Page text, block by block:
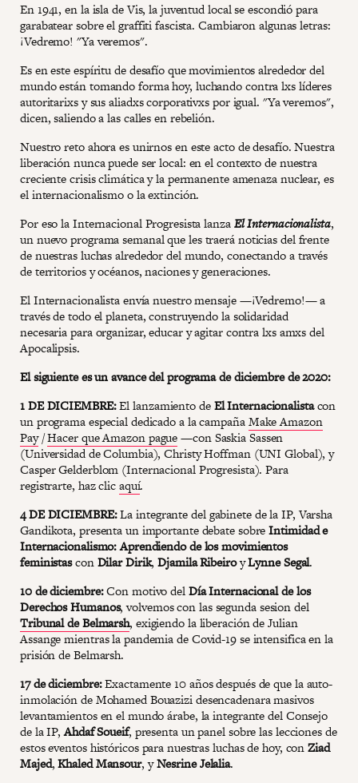
En 1941, en la isla de Vis, la juventud local se escondió para
garabatear sobre el graffiti fascista. Cambiaron algunas letras:
¡Vedremo! "Ya veremos".
Es en este espíritu de desafío que movimientos alrededor del
mundo están tomando forma hoy, luchando contra lxs líderes
autoritarixs y sus aliadxs corporativxs por igual. "Ya veremos",
dicen, saliendo a las calles en rebelión.
Nuestro reto ahora es unirnos en este acto de desafío. Nuestra
liberación nunca puede ser local: en el contexto de nuestra
creciente crisis climática y la permanente amenaza nuclear, es
el internacionalismo o la extinción.
Por eso la Internacional Progresista lanzaEl Internacionalista,
un nuevo programa semanal que les traerá noticias del frente
de nuestras luchas alrededor del mundo, conectando a través
de territorios y océanos, naciones y generaciones.
El Internacionalista envía nuestro mensaje —¡Vedremo!— a
través de todo el planeta, construyendo la solidaridad
necesaria para organizar, educar y agitar contra lxs amxs del
Apocalipsis.
El siguiente es un avance del programa de diciembre de 2020:
1 DE DICIEMBRE:El lanzamiento deEl Internacionalistacon
un programa especial dedicado a la campañaMake Amazon
Pay/Hacer que Amazon pague—con Saskia Sassen
(Universidad de Columbia), Christy Hoffman (UNI Global), y
Casper Gelderblom (Internacional Progresista). Para
registrarte, haz clicaquí.
4 DE DICIEMBRE:La integrante del gabinete de la IP, Varsha
Gandikota, presenta un importante debate sobreIntimidad e
Internacionalismo: Aprendiendo de los movimientos
feministasconDilar Dirik,Djamila RibeiroyLynne Segal.
10 de diciembre:Con motivo delDía Internacional de los
Derechos Humanos, volvemos con las segunda sesion del
Tribunal de Belmarsh, exigiendo la liberación de Julian
Assange mientras la pandemia de Covid-19 se intensifica en la
prisión de Belmarsh.
17 de diciembre:Exactamente 10 años después de que la auto-
inmolación de Mohamed Bouazizi desencadenara masivos
levantamientos en el mundo árabe, la integrante del Consejo
de la IP,Ahdaf Soueif, presenta un panel sobre las lecciones de
estos eventos históricos para nuestras luchas de hoy, conZiad
Majed,Khaled Mansour, yNesrine Jelalia.